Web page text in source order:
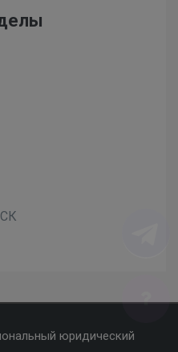
юридический